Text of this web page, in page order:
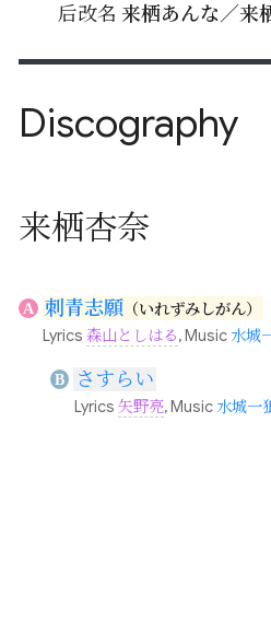
后改名 来栖あんな／来
Discography
来栖杏奈
A 刺青志願 （いれずみしがん）
Lyrics 森山としはる, Music 水城
B さすらい
Lyrics 矢野亮, Music 水城一